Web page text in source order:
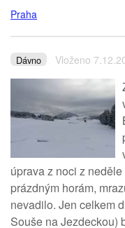
Praha
Dávno Vloženo
úprava z noci z
prázdným horám,
nevadilo. Jen celkem
Souše na Jezdeckou)